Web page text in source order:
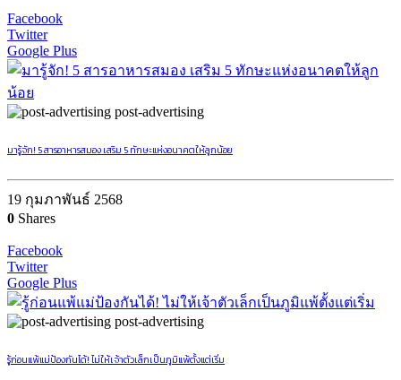
Facebook
Twitter
Google Plus
post-advertising
มารู้จัก! 5 สารอาหารสมอง เสริม 5 ทักษะแห่งอนาคตให้ลูกน้อย
19 กุมภาพันธ์ 2568
0 Shares
Facebook
Twitter
Google Plus
post-advertising
รู้ก่อนแพ้แม่ป้องกันได้! ไม่ให้เจ้าตัวเล็กเป็นภูมิแพ้ตั้งแต่เริ่ม